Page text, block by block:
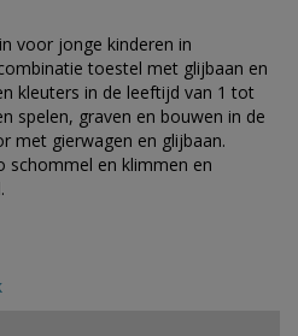
voor jonge kinderen in
toestel met glijbaan en
kleuters in de leeftijd van 1 tot
spelen, graven en bouwen in de
met gierwagen en glijbaan.
schommel en klimmen en